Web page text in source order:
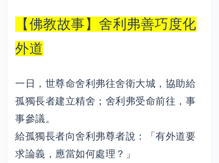
【佛教故事】舍利弗善巧度化
外道
一日，世尊命舍利弗往舍衛大城，協助給
孤獨長者建立精舍；舍利弗受命前往，事
事參議。
給孤獨長者向舍利弗尊者說：「有外道要
求論義，應當如何處理？」